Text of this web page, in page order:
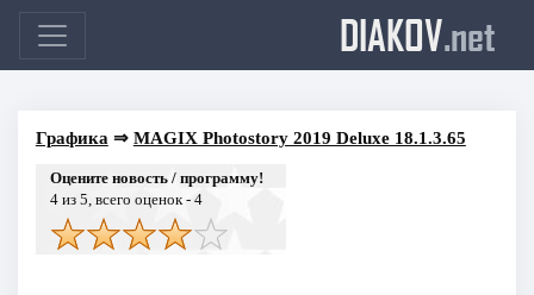
DIAKOV.net
Графика ⇒ MAGIX Photostory 2019 Deluxe 18.1.3.65
Оцените новость / программу!
4из 5, всего оценок - 4